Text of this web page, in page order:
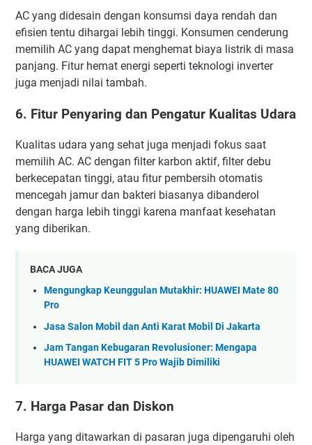
AC yang didesain dengan konsumsi daya rendah dan
efisien tentu dihargai lebih tinggi. Konsumen cenderung
memilih AC yang dapat menghemat biaya listrik di masa
panjang. Fitur hemat energi seperti teknologi inverter
juga menjadi nilai tambah.
6. Fitur Penyaring dan Pengatur Kualitas Udara
Kualitas udara yang sehat juga menjadi fokus saat
memilih AC. AC dengan filter karbon aktif, filter debu
berkecepatan tinggi, atau fitur pembersih otomatis
mencegah jamur dan bakteri biasanya dibanderol
dengan harga lebih tinggi karena manfaat kesehatan
yang diberikan.
BACA JUGA
Mengungkap Keunggulan Mutakhir: HUAWEI Mate 80
Pro
Jasa Salon Mobil dan Anti Karat Mobil Di Jakarta
Jam Tangan Kebugaran Revolusioner: Mengapa
HUAWEI WATCH FIT 5 Pro Wajib Dimiliki
7. Harga Pasar dan Diskon
Harga yang ditawarkan di pasaran juga dipengaruhi oleh